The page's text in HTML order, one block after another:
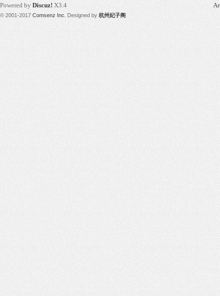
凤,
杭
州
Powered by Discuz! X3.4
© 2001-2017 Comsenz Inc. Designed by 杭州妃子阁